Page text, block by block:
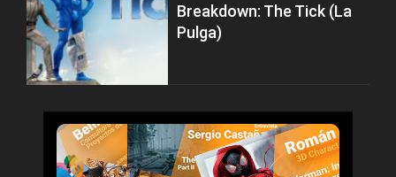
Breakdown: The Tick (La
Pulga)